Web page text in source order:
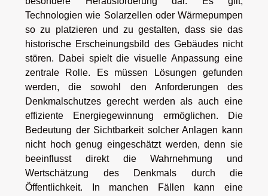
Technologien wie Solarzellen oder Wärmepumpen
so zu platzieren und zu gestalten, dass sie das
historische Erscheinungsbild des Gebäudes nicht
stören. Dabei spielt die visuelle Anpassung eine
zentrale Rolle. Es müssen Lösungen gefunden
werden, die sowohl den Anforderungen des
Denkmalschutzes gerecht werden als auch eine
effiziente Energiegewinnung ermöglichen. Die
Bedeutung der Sichtbarkeit solcher Anlagen kann
nicht hoch genug eingeschätzt werden, denn sie
beeinflusst direkt die Wahrnehmung und
Wertschätzung des Denkmals durch die
Öffentlichkeit. In manchen Fällen kann eine